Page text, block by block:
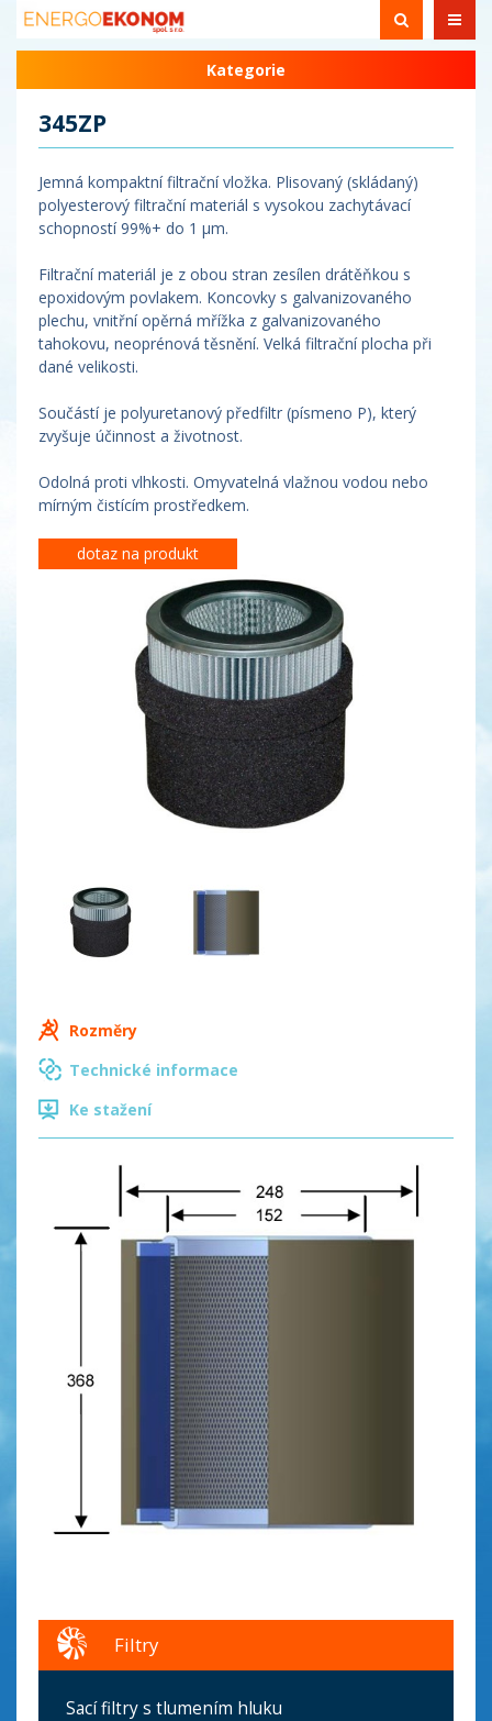
Kategorie
345ZP
Jemná kompaktní filtrační vložka. Plisovaný (skládaný)
polyesterový filtrační materiál s vysokou zachytávací
schopností 99%+ do 1 µm.
Filtrační materiál je z obou stran zesílen drátěňkou s
epoxidovým povlakem. Koncovky s galvanizovaného
plechu, vnitřní opěrná mřížka z galvanizovaného
tahokovu, neoprénová těsnění. Velká filtrační plocha při
dané velikosti.
Součástí je polyuretanový předfiltr (písmeno P), který
zvyšuje účinnost a životnost.
Odolná proti vlhkosti. Omyvatelná vlažnou vodou nebo
mírným čistícím prostředkem.
dotaz na produkt
Rozměry
Technické informace
Ke stažení
Filtry
Sací filtry s tlumením hluku